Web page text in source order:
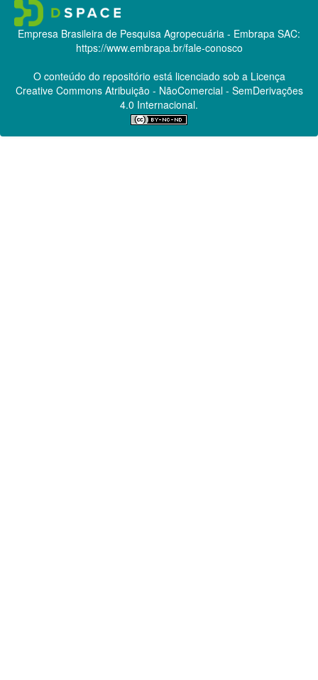
Empresa Brasileira de Pesquisa Agropecuária - Embrapa SAC:
https://www.embrapa.br/fale-conosco
O conteúdo do repositório está licenciado sob a Licença
Creative CommonsAtribuição - NãoComercial - SemDerivações
4.0 Internacional.